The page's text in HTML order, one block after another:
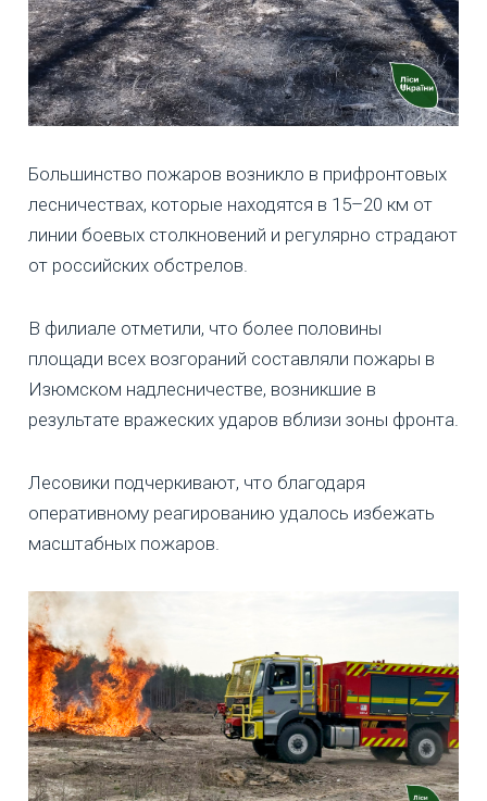
Большинство пожаров возникло в прифронтовых
лесничествах, которые находятся в 15–20 км от
линии боевых столкновений и регулярно страдают
от российских обстрелов.
В филиале отметили, что более половины
площади всех возгораний составляли пожары в
Изюмском надлесничестве, возникшие в
результате вражеских ударов вблизи зоны фронта.
Лесовики подчеркивают, что благодаря
оперативному реагированию удалось избежать
масштабных пожаров.